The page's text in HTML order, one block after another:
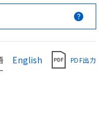
English PDF出力